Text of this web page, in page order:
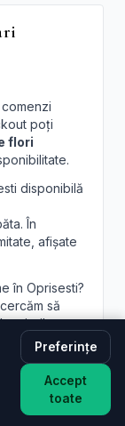
poți
flori
disponibilă
În
afișate
în Oprisesti?
să
curierilor.
dorit în
Realizăm și
la
Preferințe
Accept
toate